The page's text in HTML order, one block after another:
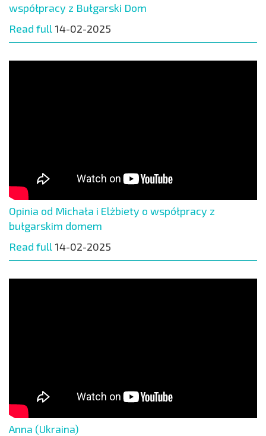
współpracy z Bułgarski Dom
Read full 14-02-2025
Opinia od Michała i Elżbiety o współpracy z
bułgarskim domem
Read full 14-02-2025
Anna (Ukraina)